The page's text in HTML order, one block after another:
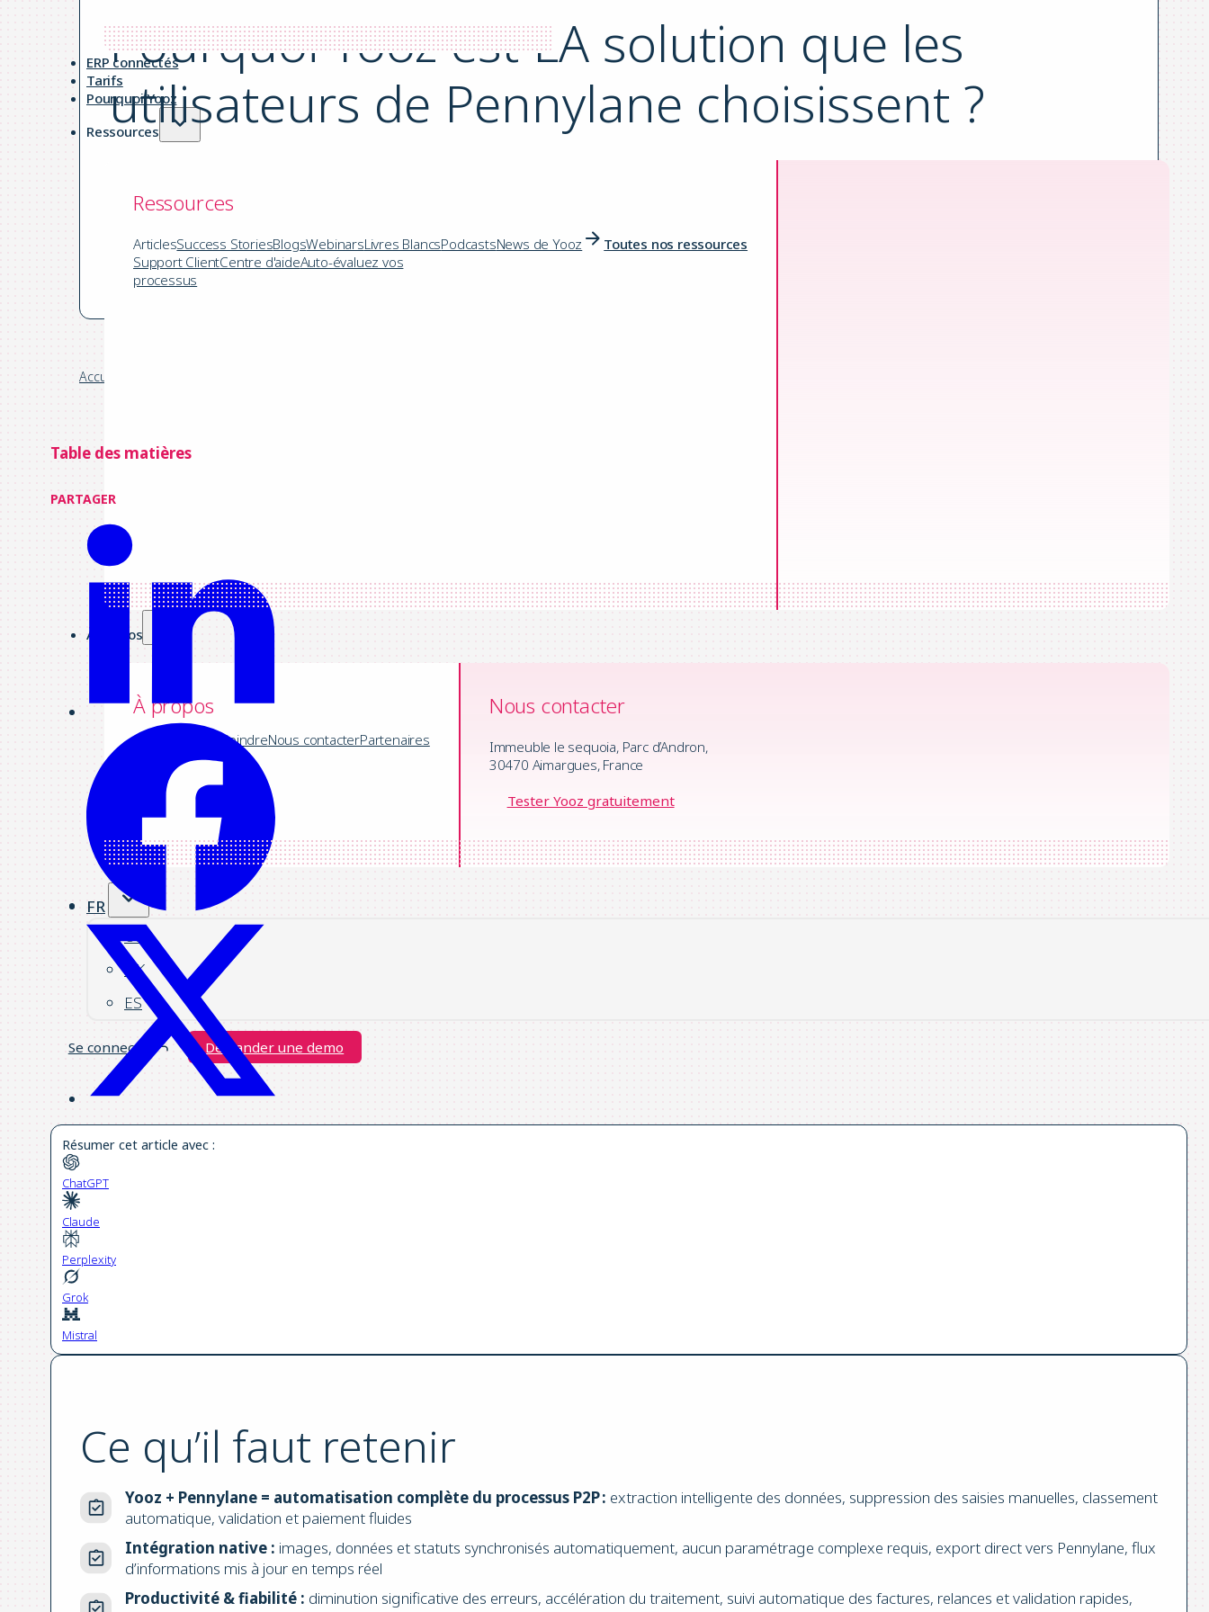
ERP connectés
Tarifs
Pourquoi Yooz
Ressources
Ressources
ArticlesSuccess StoriesBlogsWebinarsLivres BlancsPodcastsNews de Yooz
Toutes nos ressources
Support ClientCentre d'aideAuto-évaluez vos
processus
À propos
À propos
Société Nous rejoindreNous contacterPartenaires
Nous contacter
Immeuble le sequoia, Parc d’Andron,
30470 Aimargues, France
Tester Yooz gratuitement
FR
US
UK
ES
Se connecter Demander une demo
Pourquoi Yooz est LA solution que les
utilisateurs de Pennylane choisissent ?
par Yooz le 23.12.2025
Automatisation comptabilité
Accueil
Table des matières
PARTAGER
Résumer cet article avec :
ChatGPT
Claude
Perplexity
Grok
Mistral
Ce qu’il faut retenir
Yooz + Pennylane = automatisation complète du processus P2P : extraction intelligente des données, suppression des saisies manuelles, classement
automatique, validation et paiement fluides
Intégration native : images, données et statuts synchronisés automatiquement, aucun paramétrage complexe requis, export direct vers Pennylane, flux
d’informations mis à jour en temps réel
Productivité & fiabilité : diminution significative des erreurs, accélération du traitement, suivi automatique des factures, relances et validation rapides,